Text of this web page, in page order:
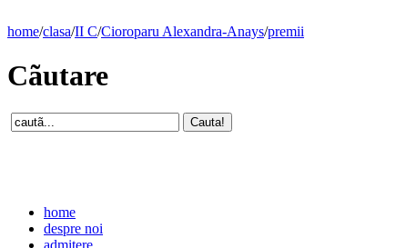
home/clasa/II C/Cioroparu Alexandra-Anays/premii
Cãutare
home
despre noi
admitere